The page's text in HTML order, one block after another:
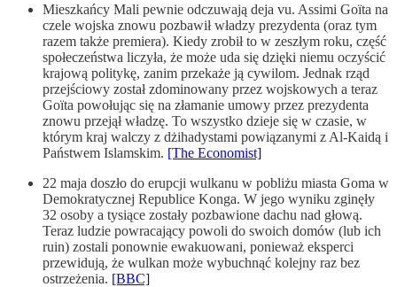
Mieszkańcy Mali pewnie odczuwają deja vu. Assimi Goïta na
czele wojska znowu pozbawił władzy prezydenta (oraz tym
razem także premiera). Kiedy zrobił to w zeszłym roku, część
społeczeństwa liczyła, że może uda się dzięki niemu oczyścić
krajową politykę, zanim przekaże ją cywilom. Jednak rząd
przejściowy został zdominowany przez wojskowych a teraz
Goïta powołując się na złamanie umowy przez prezydenta
znowu przejął władzę. To wszystko dzieje się w czasie, w
którym kraj walczy z dżihadystami powiązanymi z Al-Kaidą i
Państwem Islamskim. [The Economist]
22 maja doszło do erupcji wulkanu w pobliżu miasta Goma w
Demokratycznej Republice Konga. W jego wyniku zginęły
32 osoby a tysiące zostały pozbawione dachu nad głową.
Teraz ludzie powracający powoli do swoich domów (lub ich
ruin) zostali ponownie ewakuowani, ponieważ eksperci
przewidują, że wulkan może wybuchnąć kolejny raz bez
ostrzeżenia. [BBC]